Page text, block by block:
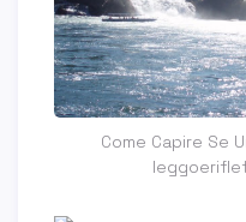
Come Capire Se